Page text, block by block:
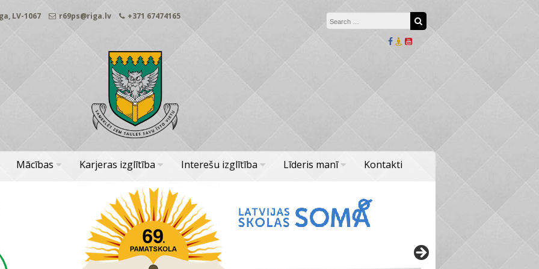
LV-1067 r69ps@riga.lv +371 67474165
Mācības Karjeras izglītība Interešu izglītība Līderis manī Kontakti